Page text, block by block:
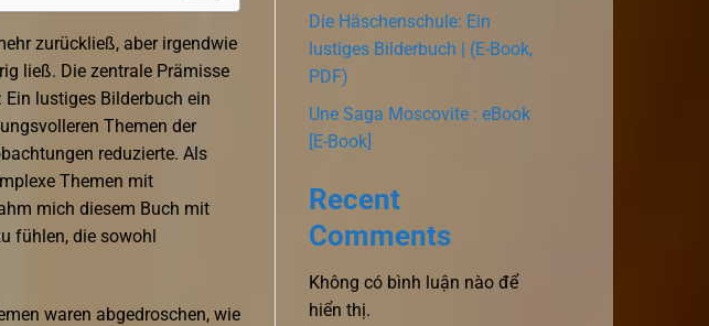
zurückließ, aber irgendwie
ließ. Die zentrale Prämisse
lustiges Bilderbuch ein
Themen der
reduzierte. Als
Themen mit
mich diesem Buch mit
fühlen, die sowohl
waren abgedroschen, wie
Die Häschenschule: Ein
lustiges Bilderbuch | (E-Book,
PDF)
Une Saga Moscovite : eBook
[E-Book]
Recent
Comments
Không có bình luận nào để
hiển thị.